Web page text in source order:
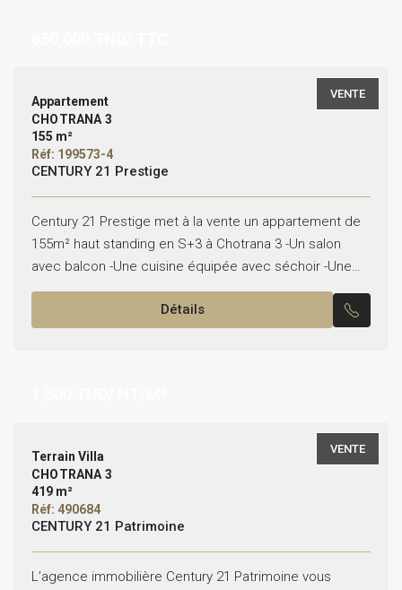
VENTE
Appartement
CHOTRANA 3
155 m²
Réf: 199573-4
CENTURY 21 Prestige
Century 21 Prestige met à la vente un appartement de
155m² haut standing en S+3 à Chotrana 3 -Un salon
avec balcon -Une cuisine équipée avec séchoir -Une
suite parentale avec dressing...
Détails
VENTE
Terrain Villa
CHOTRANA 3
419 m²
Réf: 490684
CENTURY 21 Patrimoine
L’agence immobilière Century 21 Patrimoine vous